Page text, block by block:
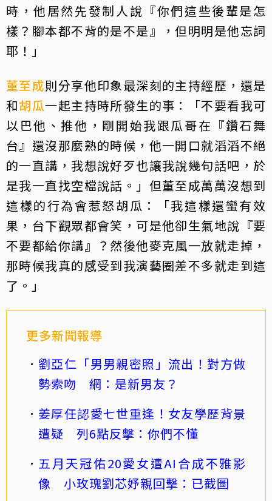
時，他居然先發制人說『你們這些後輩是怎
樣？腳本都不背的是不是』，但明明是他忘詞
耶！」
董至成則分享他印象最深刻的主持經歷，還是
和胡瓜一起主持時所發生的事：「不要看我可
以巴他、推他，剛開始我跟瓜哥在『鑽石舞
台』還沒那麼熟的時候，他一開口就滔滔不絕
的一直講，我想說好歹也讓我說幾句話吧，於
是我一直找空檔說話。」但董至成萬萬沒想到
這樣的行為會惹怒胡瓜：「我這樣還蠻有效
果，台下觀眾都會笑，可是他卻生氣地說『要
不要都給你講』？然後他麥克風一放就走掉，
那時候我真的感受到我演藝圈差不多就走到這
了。」
更多新聞報導
劉亞仁「男男親密照」流出！對方做
勢索吻 網：是新男友？
姜厚任認愛七世重逢！女友學歷背景
遭疑 列6點反擊：你們不懂
五月天冠佑20愛女遭AI合成不雅影
像 小玫瑰劉芯妤親回擊：已截圖